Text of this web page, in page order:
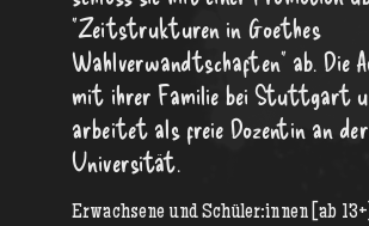
"Zeitstrukturen in Goethes
Wahlverwandtschaften" ab. Die
mit ihrer Familie bei Stuttgart
arbeitet als freie Dozentin an der
Universität.
Erwachsene und Schüler:innen [ab 13+]